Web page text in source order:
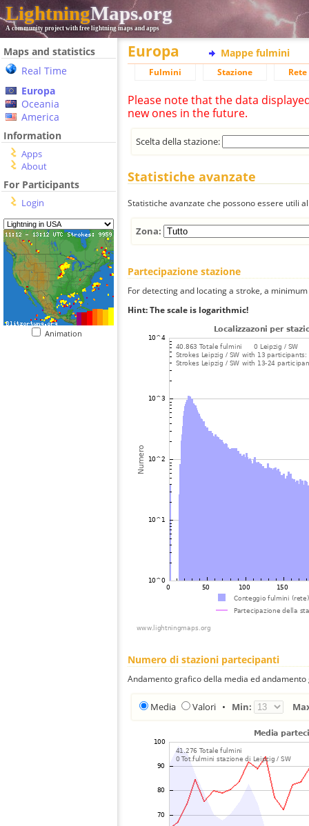
LightningMaps.org
A community project with free lightning maps and apps
Maps and statistics
Real Time
Europa
Oceania
America
Information
Apps
About
For Participants
Login
Animation
Europa Mappe fulmini
Fulmini Stazione
Please note that the data
new ones in the future.
Scelta della stazione:
Statistiche avanzate
Statistiche avanzate che possono essere utili
Zona:
Partecipazione stazione
For detecting and locating a stroke, a
Hint: The scale is logarithmic!
Numero di stazioni partecipanti
Andamento grafico della media ed
Media Valori • Min: